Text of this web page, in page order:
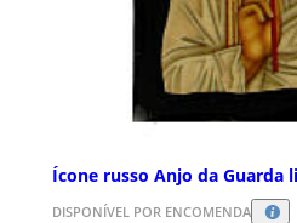
Ícone russo Anjo da Guarda
DISPONÍVEL POR ENCOMENDA